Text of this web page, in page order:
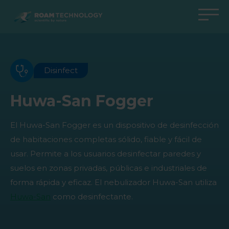
ROAM
Agro Solutions
Productos
Todos los casos
Livestock Solutions
Productos
Todos los casos
Industrial Applications
Centro de Conocimiento
Todos los casos
Medical Support
Productos Medical Support
Todos los casos
Disinfect
Huwa-San Fogger
El Huwa-San Fogger es un dispositivo de desinfección
de habitaciones completas sólido, fiable y fácil de
usar. Permite a los usuarios desinfectar paredes y
suelos en zonas privadas, públicas e industriales de
forma rápida y eficaz. El nebulizador Huwa-San utiliza
como desinfectante.